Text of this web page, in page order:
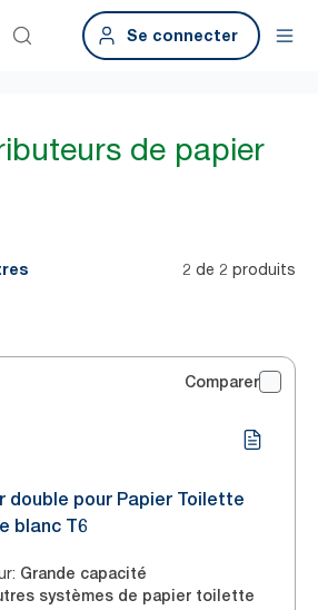
Se connecter
de papier
2 de 2 produits
Comparer
double pour Papier Toilette
blanc T6
: Grande capacité
systèmes de papier toilette